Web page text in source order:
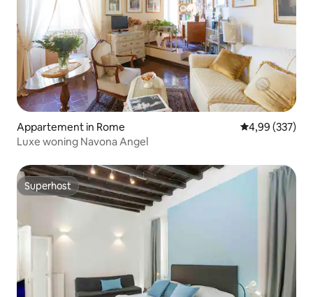
Appartement in Rome Gemiddelde
4,99 (337)
Luxe woning Navona Angel
Superhost
Superhost